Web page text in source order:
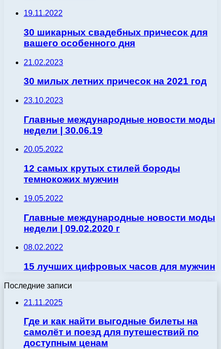
19.11.2022
30 шикарных свадебных причесок для
вашего особенного дня
21.02.2023
30 милых летних причесок на 2021 год
23.10.2023
Главные международные новости моды
недели | 30.06.19
20.05.2022
12 самых крутых стилей бороды
темнокожих мужчин
19.05.2022
Главные международные новости моды
недели | 09.02.2020 г
08.02.2022
15 лучших цифровых часов для мужчин
Последние записи
21.11.2025
Где и как найти выгодные билеты на
самолёт и поезд для путешествий по
доступным ценам